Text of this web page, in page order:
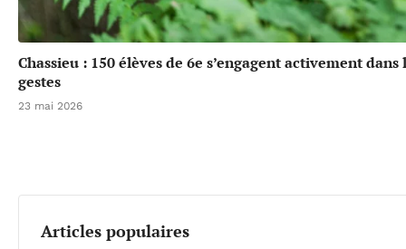
Chassieu : 150 élèves de 6e s’engagent activement
gestes
23 mai 2026
Articles populaires